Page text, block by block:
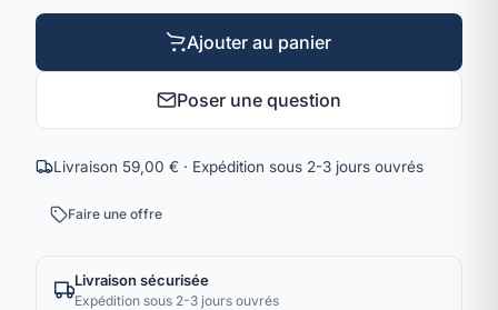
Ajouter au panier
Poser une question
Livraison 59,00 € · Expédition sous 2-3 jours ouvrés
Faire une offre
Livraison sécurisée
Expédition sous 2-3 jours ouvrés